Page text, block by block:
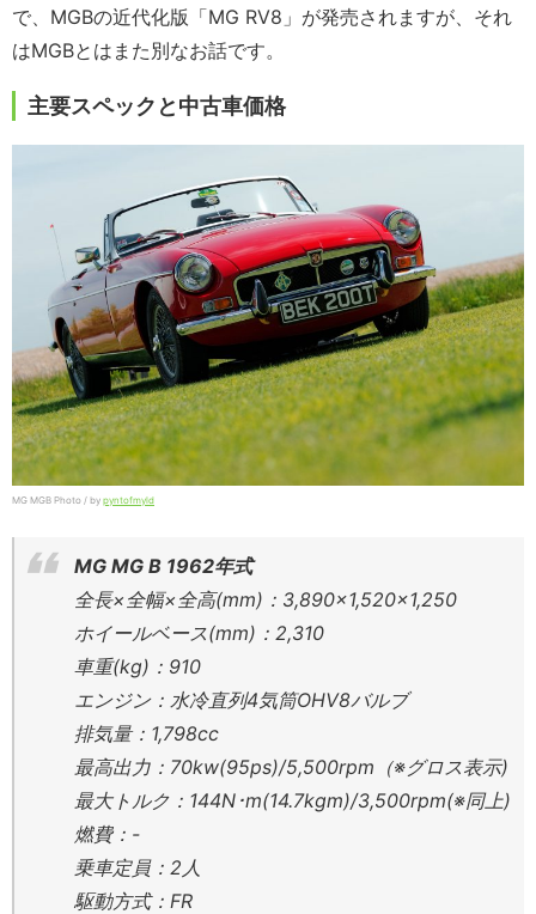
で、MGBの近代化版「MG RV8」が発売されますが、それ
はMGBとはまた別なお話です。
主要スペックと中古車価格
MG MGB Photo / by pyntofmyld
MG MG B 1962年式
全長×全幅×全高(mm)：3,890×1,520×1,250
ホイールベース(mm)：2,310
車重(kg)：910
エンジン：水冷直列4気筒OHV8バルブ
排気量：1,798cc
最高出力：70kw(95ps)/5,500rpm（※グロス表示)
最大トルク：144N･m(14.7kgm)/3,500rpm(※同上)
燃費：-
乗車定員：2人
駆動方式：FR